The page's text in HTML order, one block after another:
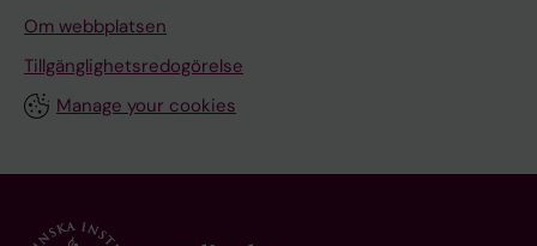
Om webbplatsen
Tillgänglighetsredogörelse
Manage your cookies